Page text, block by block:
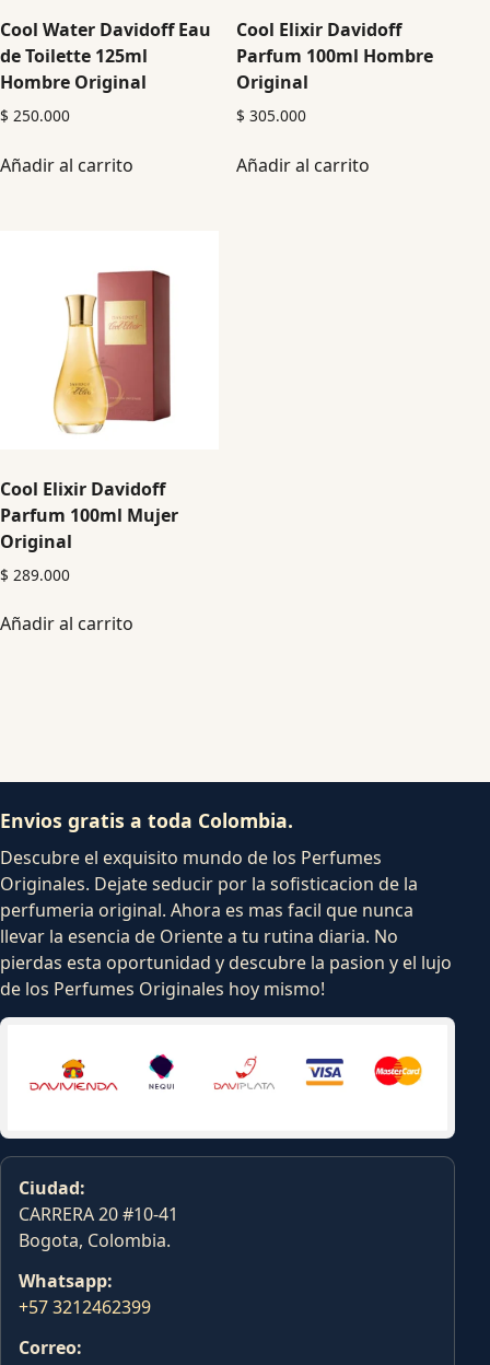
Cool Water Davidoff Eau
de Toilette 125ml
Hombre Original
$ 250.000
Añadir al carrito
Cool Elixir Davidoff
Parfum 100ml Hombre
Original
$ 305.000
Añadir al carrito
Cool Elixir Davidoff
Parfum 100ml Mujer
Original
$ 289.000
Añadir al carrito
Envios gratis a toda Colombia.
Descubre el exquisito mundo de los Perfumes
Originales. Dejate seducir por la sofisticacion de la
perfumeria original. Ahora es mas facil que nunca
llevar la esencia de Oriente a tu rutina diaria. No
pierdas esta oportunidad y descubre la pasion y el lujo
de los Perfumes Originales hoy mismo!
Ciudad:
CARRERA 20 #10-41
Bogota, Colombia.
Whatsapp:
+57 3212462399
Correo: